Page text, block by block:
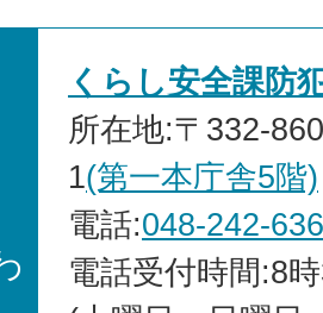
くらし安全課防
所在地:〒332-
1(第一本庁舎5階)
電話:048-242-
電話受付時間:8